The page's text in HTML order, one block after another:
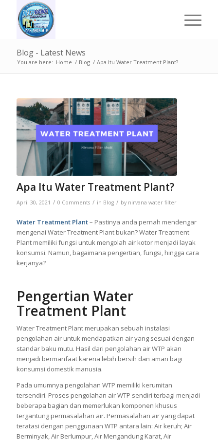
Blog - Latest News
You are here: Home / Blog / Apa Itu Water Treatment Plant?
Apa Itu Water Treatment Plant?
April 30, 2021 / 0 Comments / in Blog / by nirvana water filter
Water Treatment Plant– Pastinya anda pernah mendengar
mengenai Water Treatment Plant bukan? Water Treatment
Plant memiliki fungsi untuk mengolah air kotor menjadi layak
konsumsi. Namun, bagaimana pengertian, fungsi, hingga cara
kerjanya?
Pengertian Water
Treatment Plant
Water Treatment Plant merupakan sebuah instalasi
pengolahan air untuk mendapatkan air yang sesuai dengan
standar baku mutu. Hasil dari pengolahan air WTP akan
menjadi bermanfaat karena lebih bersih dan aman bagi
konsumsi domestik manusia.
Pada umumnya pengolahan WTP memiliki kerumitan
tersendiri. Proses pengolahan air WTP sendiri terbagi menjadi
beberapa bagian dan memerlukan komponen khusus
tergantung permasalahan air. Permasalahan air yang dapat
teratasi dengan penggunaan WTP antara lain: Air keruh; Air
Berminyak, Air Berlumpur, Air Mengandung Karat, Air